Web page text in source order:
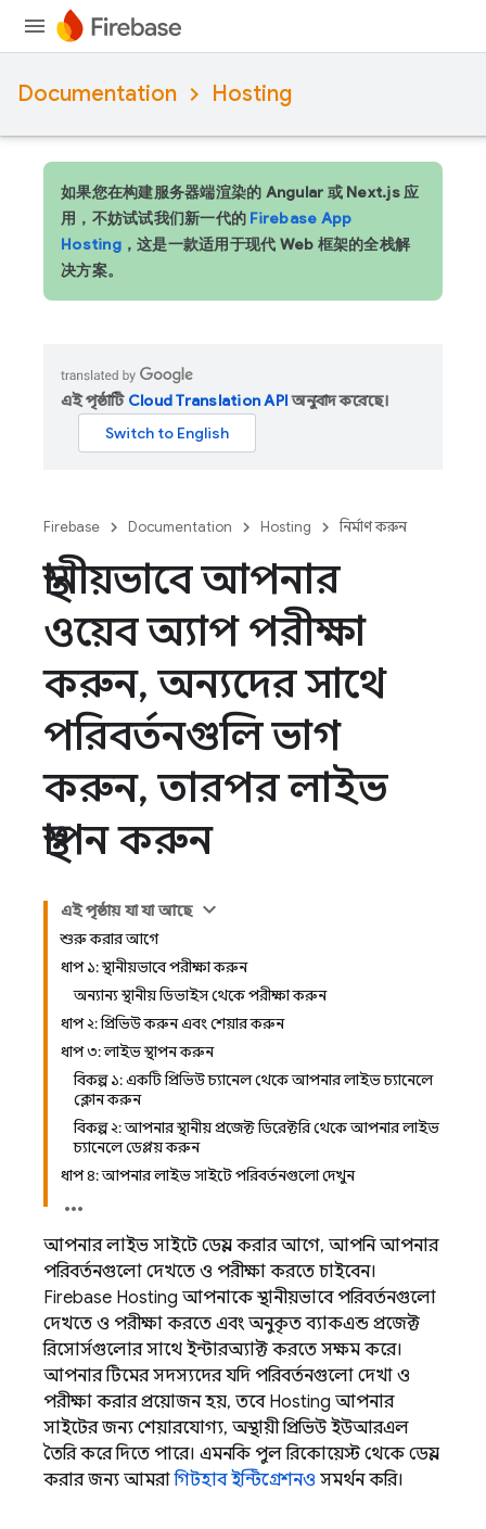
Documentation Hosting
如果您在构建服务器端渲染的 Angular 或 Next.js 应
用，不妨试试我们新一代的 Firebase App
Hosting，这是一款适用于现代 Web 框架的全栈解
决方案。
এই পৃষ্ঠাটি Cloud Translation APIঅনুবাদ করেছে।
Firebase Documentation Hosting নির্মাণ করুন
স্থানীয়ভাবে আপনার
ওয়েব অ্যাপ পরীক্ষা
করুন, অন্যদের সাথে
পরিবর্তনগুলি ভাগ
করুন, তারপর লাইভ
স্থাপন করুন
এই পৃষ্ঠায় যা যা আছে
শুরু করার আগে
ধাপ ১: স্থানীয়ভাবে পরীক্ষা করুন
অন্যান্য স্থানীয় ডিভাইস থেকে পরীক্ষা করুন
ধাপ ২: প্রিভিউ করুন এবং শেয়ার করুন
ধাপ ৩: লাইভ স্থাপন করুন
বিকল্প ১: একটি প্রিভিউ চ্যানেল থেকে আপনার লাইভ চ্যানেলে
ক্লোন করুন
বিকল্প ২: আপনার স্থানীয় প্রজেক্ট ডিরেক্টরি থেকে আপনার লাইভ
চ্যানেলে ডেপ্লয় করুন
ধাপ ৪: আপনার লাইভ সাইটে পরিবর্তনগুলো দেখুন
আপনার লাইভ সাইটে ডেপ্লয় করার আগে, আপনি আপনার
পরিবর্তনগুলো দেখতে ও পরীক্ষা করতে চাইবেন।
Firebase Hosting আপনাকে স্থানীয়ভাবে পরিবর্তনগুলো
দেখতে ও পরীক্ষা করতে এবং অনুকৃত ব্যাকএন্ড প্রজেক্ট
রিসোর্সগুলোর সাথে ইন্টারঅ্যাক্ট করতে সক্ষম করে।
আপনার টিমের সদস্যদের যদি পরিবর্তনগুলো দেখা ও
পরীক্ষা করার প্রয়োজন হয়, তবে Hosting আপনার
সাইটের জন্য শেয়ারযোগ্য, অস্থায়ী প্রিভিউ ইউআরএল
তৈরি করে দিতে পারে। এমনকি পুল রিকোয়েস্ট থেকে ডেপ্লয়
করার জন্য আমরাগিটহাব ইন্টিগ্রেশনও সমর্থন করি।